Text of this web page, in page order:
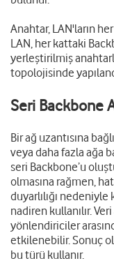
Anahtar, LAN'ların
LAN, her kattaki
yerleştirilmiş
topolojisinde
Seri Backbone
Bir ağ uzantısına
veya daha fazla ağa
seri Backbone’u
olmasına rağmen,
duyarlılığı
nadiren kullanılır.
yönlendiriciler
etkilenebilir. Sonuç
bu türü kullanır.